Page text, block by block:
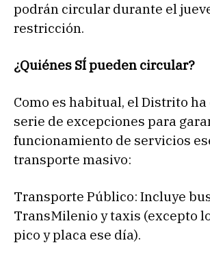
podrán circular durante el
restricción.
¿Quiénes SÍ pueden circular?
Como es habitual, el Distrito
serie de excepciones para
funcionamiento de servicios
transporte masivo:
Transporte Público: Incluye
TransMilenio y taxis (excepto
pico y placa ese día).